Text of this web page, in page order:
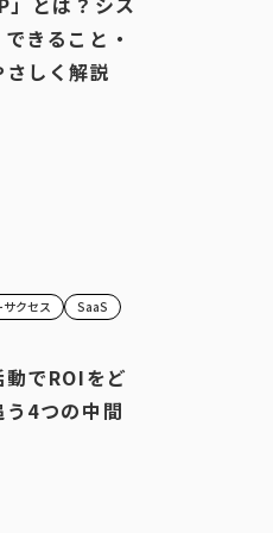
きること・
しく解説
クセス
SaaS
でROIをど
4つの中間